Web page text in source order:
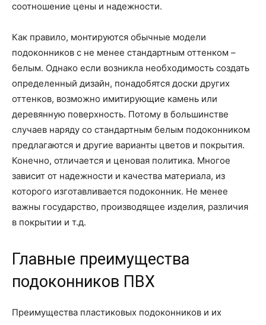
соотношение цены и надежности.
Как правило, монтируются обычные модели
подоконников с не менее стандартным оттенком –
белым. Однако если возникла необходимость создать
определенный дизайн, понадобятся доски других
оттенков, возможно имитирующие камень или
деревянную поверхность. Потому в большинстве
случаев наряду со стандартным белым подоконником
предлагаются и другие варианты цветов и покрытия.
Конечно, отличается и ценовая политика. Многое
зависит от надежности и качества материала, из
которого изготавливается подоконник. Не менее
важны государство, производящее изделия, различия
в покрытии и т.д.
Главные преимущества
подоконников ПВХ
Преимущества пластиковых подоконников и их